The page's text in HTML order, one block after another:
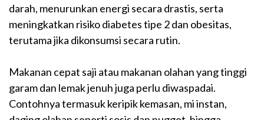
darah, menurunkan energi secara drastis, serta
meningkatkan risiko diabetes tipe 2 dan obesitas,
terutama jika dikonsumsi secara rutin.
Makanan cepat saji atau makanan olahan yang tinggi
garam dan lemak jenuh juga perlu diwaspadai.
Contohnya termasuk keripik kemasan, mi instan,